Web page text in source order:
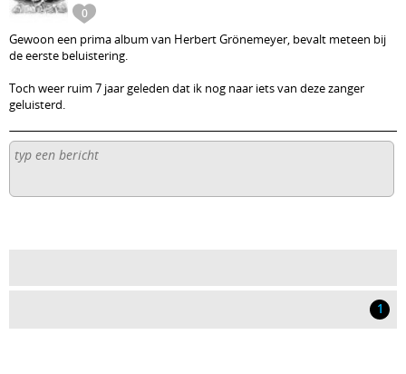
0
Gewoon een prima album van Herbert Grönemeyer, bevalt meteen bij
de eerste beluistering.
Toch weer ruim 7 jaar geleden dat ik nog naar iets van deze zanger
geluisterd.
1